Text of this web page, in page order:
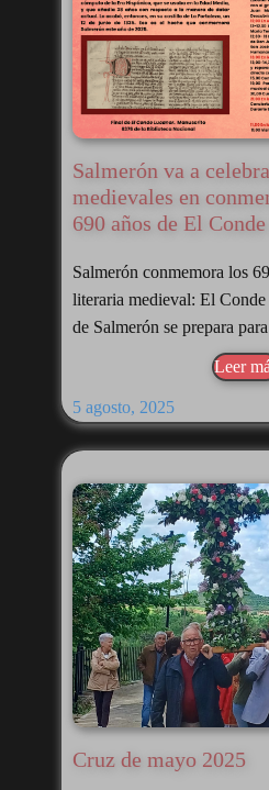
Salmerón va a
medievales en
690 años de El
Salmerón conmemora los
literaria medieval: El
de Salmerón se prepara
Leer
5 agosto, 2025
Cruz de mayo 2025